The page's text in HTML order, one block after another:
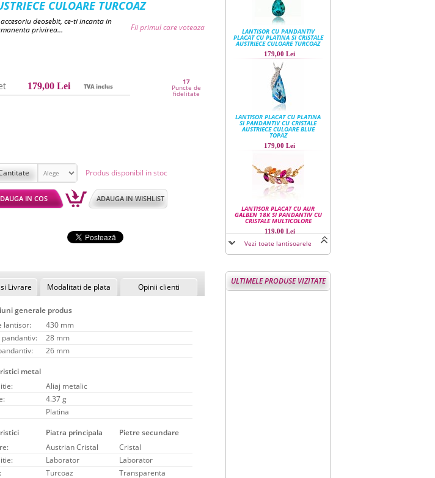
CULOARE TURCOAZ
deosebit, ce-ti incanta in
privirea…
Fii primul care voteaza
179,00 Lei TVA inclus
17
Puncte de
fidelitate
Produs disponibil in stoc
IN COS ADAUGA IN WISHLIST
Livrare Modalitati de plata Opinii clienti
generale produs
lantisor:
430 mm
28 mm
26 mm
metal
Aliaj metalic
4.37 g
Platina
Piatra principala
Pietre secundare
Austrian Cristal
Cristal
Laborator
Laborator
Turcoaz
Transparenta
LANTISOR CU PANDANTIV
PLACAT CU PLATINA SI CRISTALE
AUSTRIECE CULOARE TURCOAZ
179,00 Lei
LANTISOR PLACAT CU PLATINA
SI PANDANTIV CU CRISTALE
AUSTRIECE CULOARE BLUE
TOPAZ
179,00 Lei
LANTISOR PLACAT CU AUR
GALBEN 18K SI PANDANTIV CU
CRISTALE MULTICOLORE
119,00 Lei
Vezi toate lantisoarele
ULTIMELE PRODUSE VIZITATE